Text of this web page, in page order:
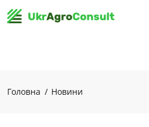
Головна Новини